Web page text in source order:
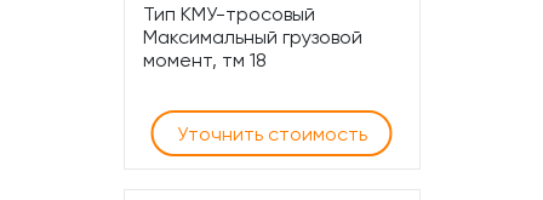
Тип КМУ-тросовый
Максимальный грузовой
момент, тм 18
Уточнить стоимость